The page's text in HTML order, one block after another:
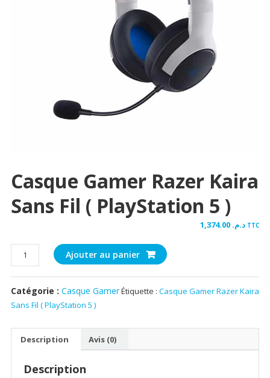
Casque Gamer Razer Kaira
Sans Fil ( PlayStation 5 )
د.م. TTC
quantité
de
Casque
Gamer
Razer
PlayStation
Ajouter au panier
Catégorie : Casque GamerÉtiquette : Casque Gamer Razer Kaira
Sans Fil ( PlayStation 5 )
Description Avis (0)
Description